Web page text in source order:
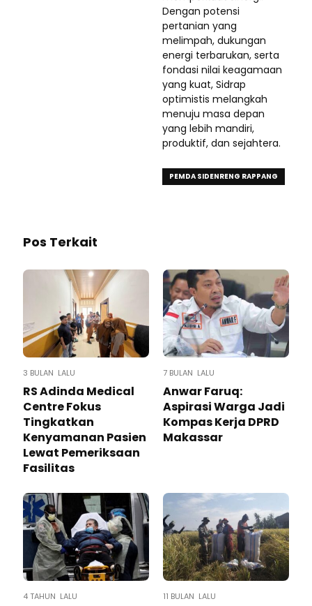
Dengan potensi
pertanian yang
melimpah, dukungan
energi terbarukan, serta
fondasi nilai keagamaan
yang kuat, Sidrap
optimistis melangkah
menuju masa depan
yang lebih mandiri,
produktif, dan sejahtera.
PEMDA SIDENRENG RAPPANG
Pos Terkait
3 BULAN LALU
RS Adinda Medical
Centre Fokus
Tingkatkan
Kenyamanan Pasien
Lewat Pemeriksaan
Fasilitas
7 BULAN LALU
Anwar Faruq:
Aspirasi Warga Jadi
Kompas Kerja DPRD
Makassar
4 TAHUN LALU 11 BULAN LALU